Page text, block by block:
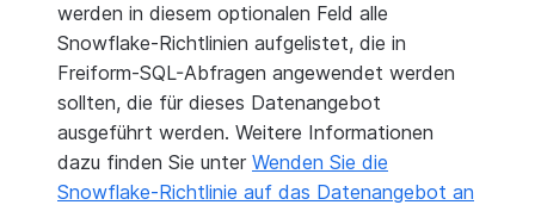
werden in diesem optionalen Feld alle
Snowflake-Richtlinien aufgelistet, die in
Freiform-SQL-Abfragen angewendet werden
sollten, die für dieses Datenangebot
ausgeführt werden. Weitere Informationen
dazu finden Sie unter Wenden Sie die
Snowflake-Richtlinie auf das Datenangebot an